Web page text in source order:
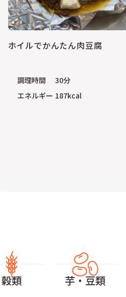
ホイルでかんたん肉豆腐
調理時間 30分
エネルギー 187kcal
穀類 芋・豆類